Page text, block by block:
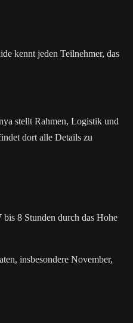
kennt jeden Teilnehmer, das
stellt Rahmen, Logistik und
dort alle Details zu
8 Stunden durch das Hohe
insbesondere November,